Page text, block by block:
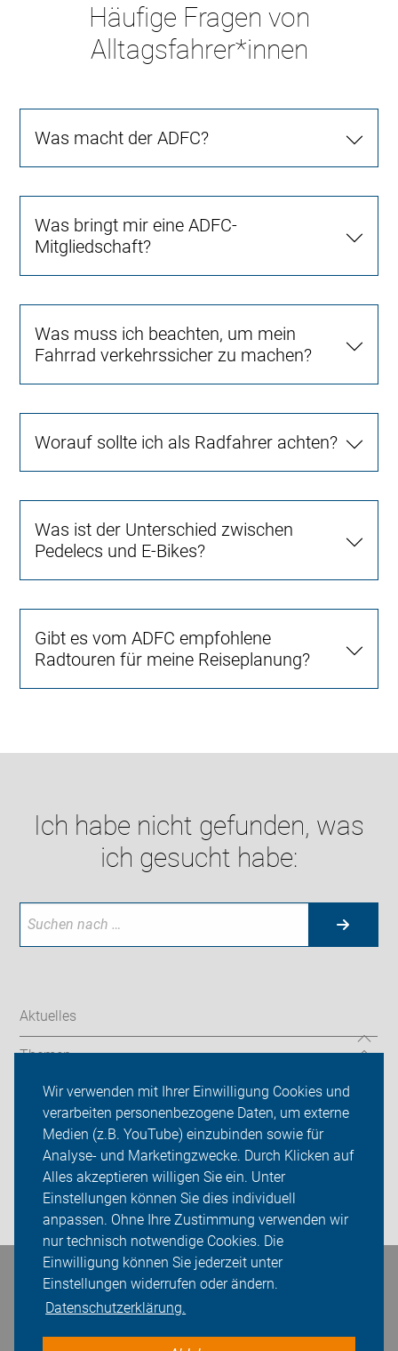
Wir verwenden mit Ihrer Einwilligung Cookies und
verarbeiten personenbezogene Daten, um externe
Medien (z.B. YouTube) einzubinden sowie für
Analyse- und Marketingzwecke. Durch Klicken auf
Alles akzeptieren willigen Sie ein. Unter
Einstellungen können Sie dies individuell
anpassen. Ohne Ihre Zustimmung verwenden wir
nur technisch notwendige Cookies. Die
Einwilligung können Sie jederzeit unter
Einstellungen widerrufen oder ändern.
Datenschutzerklärung.
Häufige Fragen von
Alltagsfahrer*innen
Was macht der ADFC?
Was bringt mir eine ADFC-
Mitgliedschaft?
Was muss ich beachten, um mein
Fahrrad verkehrssicher zu machen?
Worauf sollte ich als Radfahrer achten?
Was ist der Unterschied zwischen
Pedelecs und E-Bikes?
Gibt es vom ADFC empfohlene
Radtouren für meine Reiseplanung?
Ich habe nicht gefunden, was
ich gesucht habe:
Aktuelles
Themen
Codierung
ADFC Wolfsburg
Sei dabei
Login
Bleiben Sie in Kontakt